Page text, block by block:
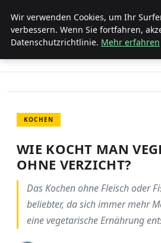
ENTDECKE
STARTSEITE
KOCHEN
KOCHEN
WIE KOCHT MAN
OHNE VERZICHT?
Das Kochen ohne Fleisch oder
beliebter, da sich immer mehr
eine vegetarische Ernährung
Wir verwenden Cookies, um Ihr
verbessern. Wenn Sie fortfahren,
Datenschutzrichtlinie. Mehr erfahren